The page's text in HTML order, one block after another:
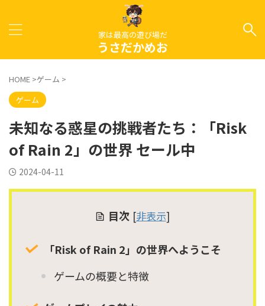
家は最高の遊び場だ
うさだかめお
HOME >ゲーム >
ゲーム
未知なる惑星の挑戦者たち：「Risk
of Rain 2」の世界 セール中
2024-04-11
目次 [非表示]
「Risk of Rain 2」の世界へようこそ
ゲームの概要と特徴